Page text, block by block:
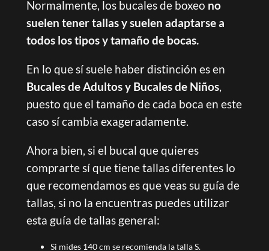
Normalmente, los bucales de boxeo no
suelen tener tallas y suelen adaptarse a
todos los tipos y tamaño de bocas.
En lo que sí suele haber distinción es en
Bucales de Adultos y Bucales de Niños,
puesto que el tamaño de cada boca en este
caso sí cambia exageradamente.
Ahora bien, si el bucal que quieres
comprarte sí que tiene tallas diferentes lo
que recomendamos es que veas su guía de
tallas, si no la encuentras puedes utilizar
esta guía de tallas general:
Si mides 140 cm se recomienda la talla S.